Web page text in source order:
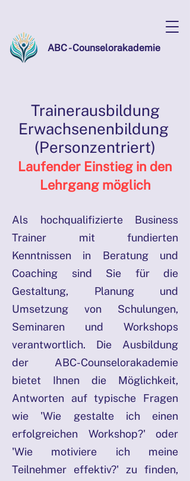
ABC - Counselorakademie
Trainerausbildung
Erwachsenenbildung
(Personzentriert)
Laufender Einstieg in den
Lehrgang möglich
Als hochqualifizierte Business
Trainer mit fundierten
Kenntnissen in Beratung und
Coaching sind Sie für die
Gestaltung, Planung und
Umsetzung von Schulungen,
Seminaren und Workshops
verantwortlich. Die Ausbildung
der ABC-Counselorakademie
bietet Ihnen die Möglichkeit,
Antworten auf typische Fragen
wie 'Wie gestalte ich einen
erfolgreichen Workshop?' oder
'Wie motiviere ich meine
Teilnehmer effektiv?' zu finden,